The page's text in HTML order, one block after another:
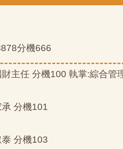
分機666
主任 分機100 執掌:綜合管
分機101
分機103